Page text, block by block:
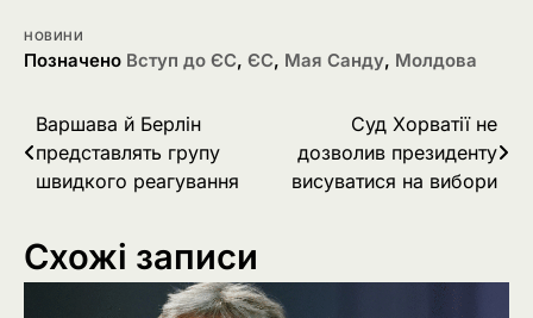
НОВИНИ
Позначено Вступ до ЄС, ЄС, Мая Санду, Молдова
Навігація
записів
Варшава й Берлін
представлять групу
швидкого реагування
Суд Хорватії не
дозволив президенту
висуватися на вибори
Схожі записи